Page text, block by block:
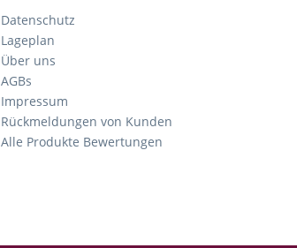
Datenschutz
Lageplan
Über uns
AGBs
Impressum
Rückmeldungen von Kunden
Alle Produkte Bewertungen